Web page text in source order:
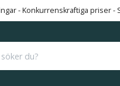
- Konkurrenskraftiga priser